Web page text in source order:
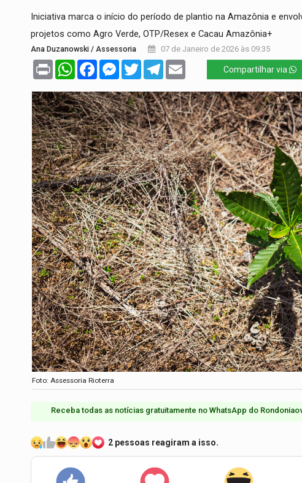
Iniciativa marca o início do período de plantio na Amazônia e
projetos como Agro Verde, OTP/Resex e Cacau Amazônia+
Ana Duzanowski / Assessoria 07 de Janeiro de 2026 às 09:35
Print WhatsAppFacebookMessenger
TwitterTelegram Compartilhar via
Foto: Assessoria Rioterra
Receba todas as notícias gratuitamente no WhatsApp do
2 pessoas reagiram a isso.